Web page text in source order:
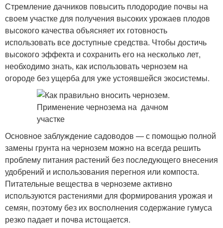
Стремление дачников повысить плодородие почвы на
своем участке для получения высоких урожаев плодов
высокого качества объясняет их готовность
использовать все доступные средства. Чтобы достичь
высокого эффекта и сохранить его на несколько лет,
необходимо знать, как использовать чернозем на
огороде без ущерба для уже устоявшейся экосистемы.
Основное заблуждение садоводов — с помощью полной
замены грунта на чернозем можно на всегда решить
проблему питания растений без последующего внесения
удобрений и использования перегноя или компоста.
Питательные вещества в черноземе активно
используются растениями для формирования урожая и
семян, поэтому без их восполнения содержание гумуса
резко падает и почва истощается.